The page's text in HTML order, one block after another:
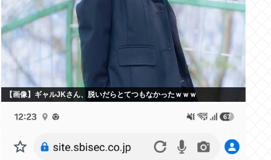
【画像】ギャルJKさん、脱いだらとてつもなかったｗｗｗ